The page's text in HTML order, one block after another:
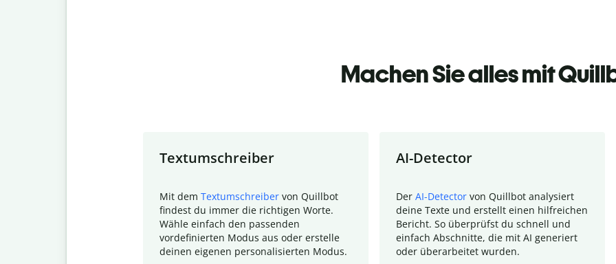
Machen Sie alles mit
Textumschreiber
Mit dem Textumschreiber von Quillbot
findest du immer die richtigen Worte.
Wähle einfach den passenden
vordefinierten Modus aus oder erstelle
deinen eigenen personalisierten Modus.
AI-Detector
Der AI-Detector von Quillbot analysiert
deine Texte und erstellt einen hilfreichen
Bericht. So überprüfst du schnell und
einfach Abschnitte, die mit AI generiert
oder überarbeitet wurden.